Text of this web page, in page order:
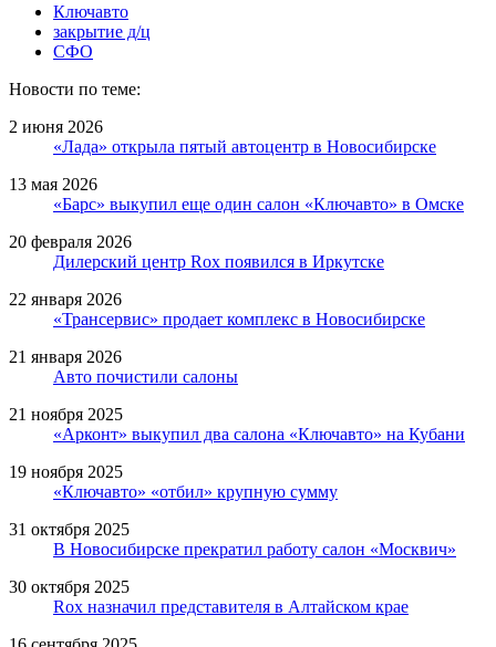
Ключавто
закрытие д/ц
СФО
Новости по теме:
2 июня 2026
«Лада» открыла пятый автоцентр в Новосибирске
13 мая 2026
«Барс» выкупил еще один салон «Ключавто» в Омске
20 февраля 2026
Дилерский центр Rox появился в Иркутске
22 января 2026
«Трансервис» продает комплекс в Новосибирске
21 января 2026
Авто почистили салоны
21 ноября 2025
«Арконт» выкупил два салона «Ключавто» на Кубани
19 ноября 2025
«Ключавто» «отбил» крупную сумму
31 октября 2025
В Новосибирске прекратил работу салон «Москвич»
30 октября 2025
Rox назначил представителя в Алтайском крае